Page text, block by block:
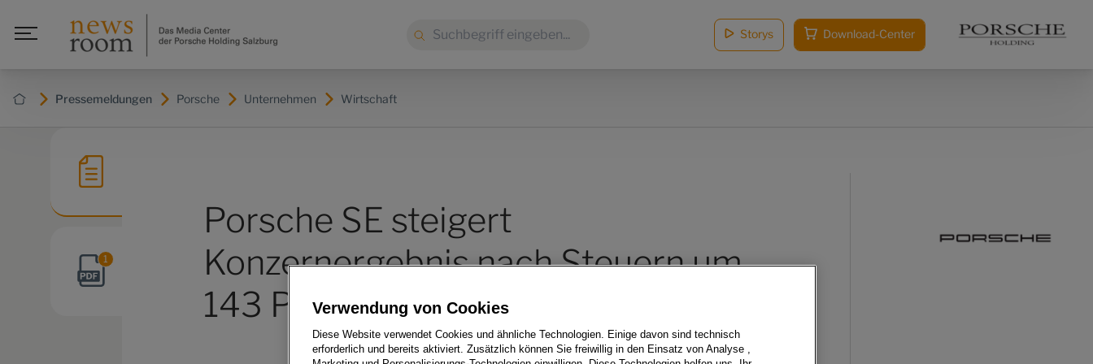
Pressemeldungen Porsche Unternehmen Wirtschaft
Suche: Storys Download-Center
1
Porsche SE steigert
Konzernergebnis nach Steuern um
143 ProzentVerwendung von Cookies
Diese Website verwendet Cookies und ähnliche Technologien. Einige davon sind technisch
erforderlich und bereits aktiviert. Zusätzlich können Sie freiwillig in den Einsatz von Analyse ,